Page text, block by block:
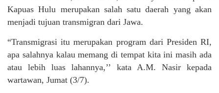
Kapuas Hulu merupakan salah satu daerah yang akan
menjadi tujuan transmigran dari Jawa.
“Transmigrasi itu merupakan program dari Presiden RI,
apa salahnya kalau memang di tempat kita ini masih ada
atau lebih luas lahannya,’’ kata A.M. Nasir kepada
wartawan, Jumat (3/7).